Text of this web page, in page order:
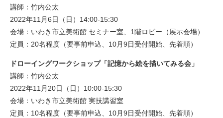
講師：竹内公太
2022年11月6日（日）14:00-15:30
会場：いわき市立美術館 セミナー室、1階ロビー（展示会場）
定員：20名程度（要事前申込、10月9日受付開始、先着順）
ドローイングワークショップ「記憶から絵を描いてみる会」
講師：竹内公太
2022年11月20日（日）10:00-15:30
会場：いわき市立美術館 実技講習室
定員：10名程度（要事前申込、10月9日受付開始、先着順）